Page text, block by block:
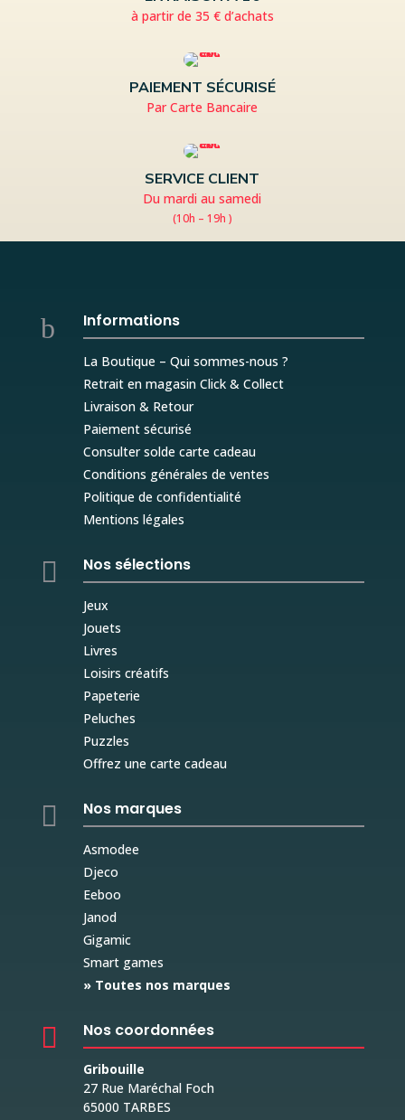
à partir de 35 € d’achats
PAIEMENT SÉCURISÉ
Par Carte Bancaire
SERVICE CLIENT
Du mardi au samedi
(10h – 19h )
b Informations
La Boutique – Qui sommes-nous ?
Retrait en magasin Click & Collect
Livraison & Retour
Paiement sécurisé
Consulter solde carte cadeau
Conditions générales de ventes
Politique de confidentialité
Mentions légales
 Nos sélections
Jeux
Jouets
Livres
Loisirs créatifs
Papeterie
Peluches
Puzzles
Offrez une carte cadeau
 Nos marques
Asmodee
Djeco
Eeboo
Janod
Gigamic
Smart games
» Toutes nos marques
 Nos coordonnées
Gribouille
27 Rue Maréchal Foch
65000 TARBES